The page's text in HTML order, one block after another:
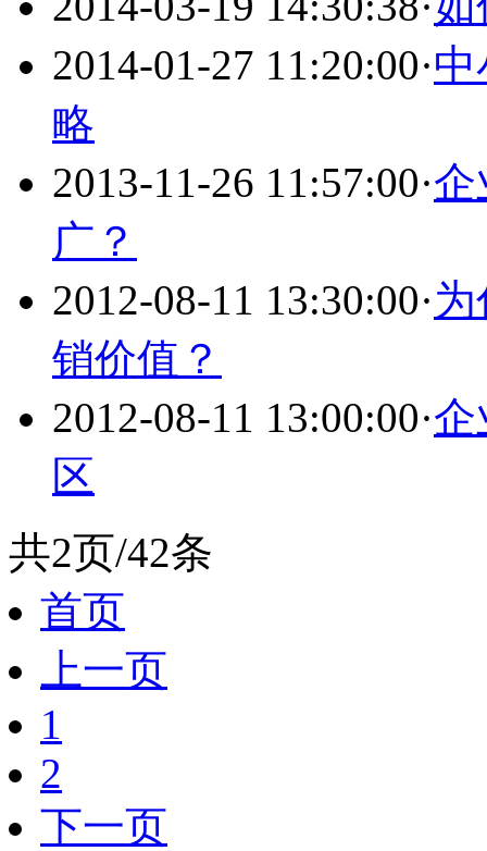
2014-01-27 11:20:00·中
略
2013-11-26 11:57:00·企
广？
2012-08-11 13:30:00·
销价值？
2012-08-11 13:00:00·企
区
共2页/42条
首页
上一页
1
2
下一页